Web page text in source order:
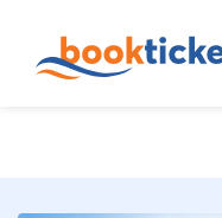
εισιτήρια πλοίων